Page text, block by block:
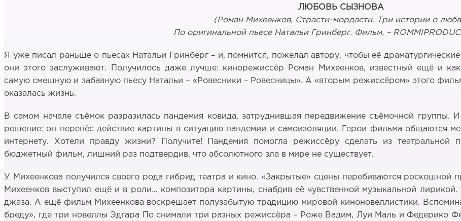
ЛЮБОВЬ СЫЗНОВА
(Роман Михеенков, Страсти-мордасти. Три истории о
По оригинальной пьесе Натальи Гринберг. Фильм. –
Я уже писал раньше о пьесах Натальи Гринберг – и, помнится, пожелал автору, чтобы её
они этого заслуживают. Получилось даже лучше: кинорежиссёр Роман Михеенков, известный ещё и
самую смешную и забавную пьесу Натальи – «Ровесники – Ровесницы». А «вторым режиссёром» этого
оказалась жизнь.
В самом начале съёмок разразилась пандемия ковида, затруднившая передвижение съёмочной группы.
решение: он перенёс действие картины в ситуацию пандемии и самоизоляции. Герои фильма общаются
интернету. Хотели правду жизни? Получите! Пандемия помогла режиссёру сделать из театральной
бюджетный фильм, лишний раз подтвердив, что абсолютного зла в мире не существует.
У Михеенкова получился своего рода гибрид театра и кино. «Закрытые» сцены перебиваются
Михеенков выступил ещё и в роли… композитора картины, снабдив её чувственной музыкальной
джаза. А ещё фильм Михеенкова воскрешает полузабытую традицию мировой киноновеллистики.
бреду», где три новеллы Эдгара По снимали три разных режиссёра – Роже Вадим, Луи Маль и Федерико